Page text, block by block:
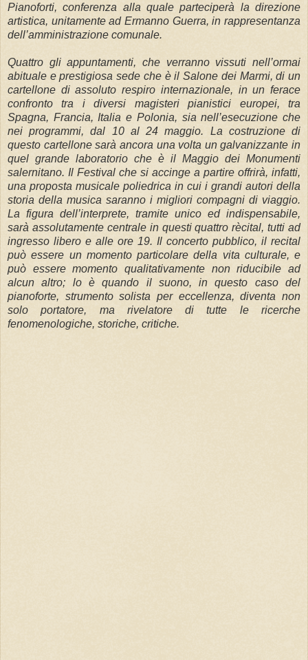
Pianoforti, conferenza alla quale parteciperà la direzione
artistica, unitamente ad Ermanno Guerra, in rappresentanza
dell’amministrazione comunale.
Quattro gli appuntamenti, che verranno vissuti nell’ormai
abituale e prestigiosa sede che è il Salone dei Marmi, di un
cartellone di assoluto respiro internazionale, in un ferace
confronto tra i diversi magisteri pianistici europei, tra
Spagna, Francia, Italia e Polonia, sia nell’esecuzione che
nei programmi, dal 10 al 24 maggio. La costruzione di
questo cartellone sarà ancora una volta un galvanizzante in
quel grande laboratorio che è il Maggio dei Monumenti
salernitano. Il Festival che si accinge a partire offrirà, infatti,
una proposta musicale poliedrica in cui i grandi autori della
storia della musica saranno i migliori compagni di viaggio.
La figura dell’interprete, tramite unico ed indispensabile,
sarà assolutamente centrale in questi quattro rècital, tutti ad
ingresso libero e alle ore 19. Il concerto pubblico, il recital
può essere un momento particolare della vita culturale, e
può essere momento qualitativamente non riducibile ad
alcun altro; lo è quando il suono, in questo caso del
pianoforte, strumento solista per eccellenza, diventa non
solo portatore, ma rivelatore di tutte le ricerche
fenomenologiche, storiche, critiche.